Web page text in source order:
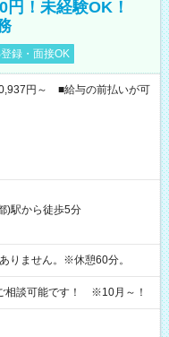
！未経験OK！
録・面接OK
円～ ■給与の前払いが可
)駅から徒歩5分
ません。※休憩60分。
談可能です！ ※10月～！